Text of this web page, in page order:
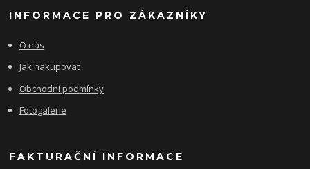
INFORMACE PRO ZÁKAZNÍKY
O nás
Jak nakupovat
Obchodní podmínky
Fotogalerie
FAKTURAČNÍ INFORMACE